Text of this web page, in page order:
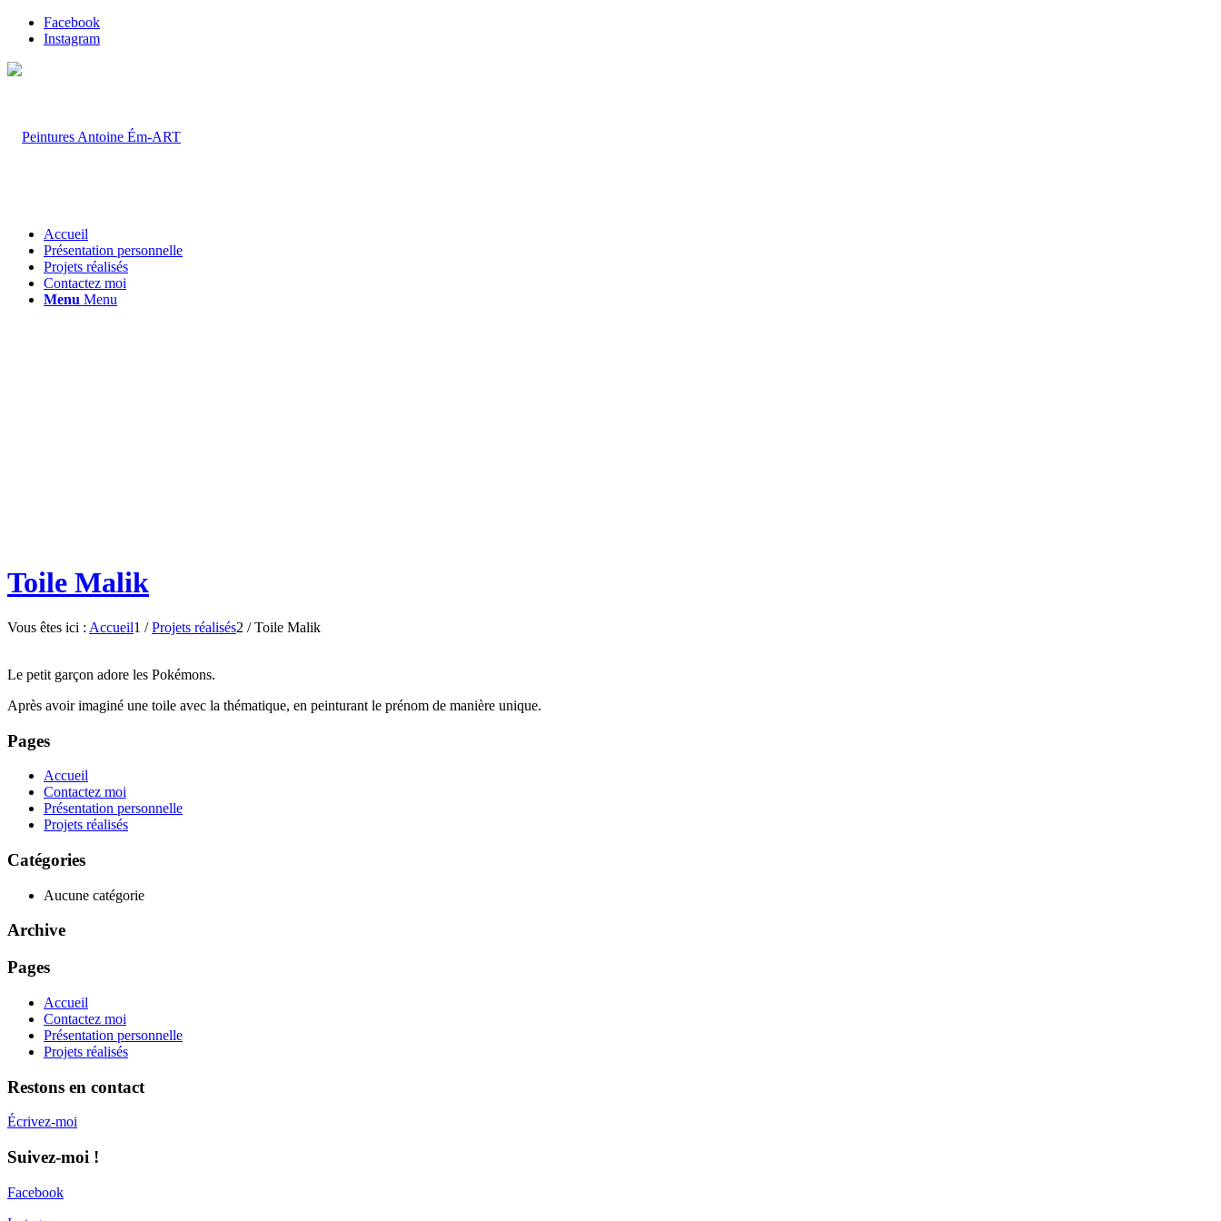
Facebook
Instagram
Accueil
Présentation personnelle
Projets réalisés
Contactez moi
Menu Menu
Toile Malik
Vous êtes ici : Accueil1 / Projets réalisés2 / Toile Malik
Le petit garçon adore les Pokémons.
Après avoir imaginé une toile avec la thématique, en peinturant le prénom de manière unique.
Pages
Accueil
Contactez moi
Présentation personnelle
Projets réalisés
Catégories
Aucune catégorie
Archive
Pages
Accueil
Contactez moi
Présentation personnelle
Projets réalisés
Restons en contact
Écrivez-moi
Suivez-moi !
Facebook